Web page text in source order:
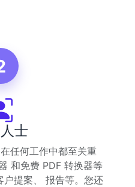
士
任何工作中都至关重
和免费 PDF 转换器等
提案、 报告等。您还